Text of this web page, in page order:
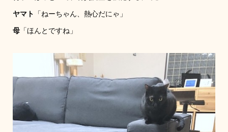
ヤマト 「ねーちゃん、熱心だにゃ」
母「ほんとですね」